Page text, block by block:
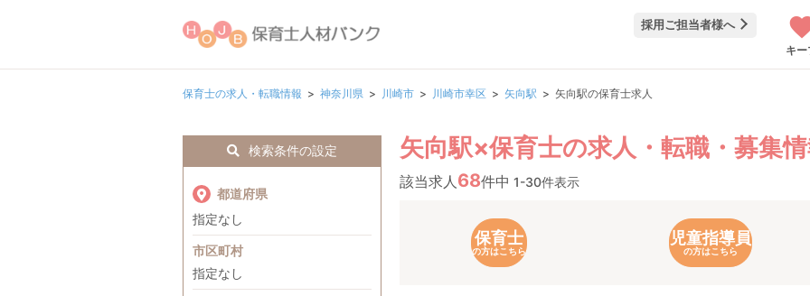
採用ご担当者様へ
キー
保育士の求人・転職情報 神奈川県 川崎市 川崎市幸区 矢向駅 矢向駅の保育士求人
矢向駅×保育士の求人・転職・募集
該当求人 68件中 1-30件表示
保育士
の方はこちら
児童指導員
の方はこちら
検索条件の設定
都道府県
指定なし
市区町村
指定なし